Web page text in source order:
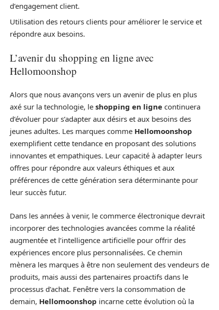
d’engagement client.
Utilisation des retours clients pour améliorer le service et
répondre aux besoins.
L’avenir du shopping en ligne avec
Hellomoonshop
Alors que nous avançons vers un avenir de plus en plus
axé sur la technologie, le shopping en ligne continuera
d’évoluer pour s’adapter aux désirs et aux besoins des
jeunes adultes. Les marques comme Hellomoonshop
exemplifient cette tendance en proposant des solutions
innovantes et empathiques. Leur capacité à adapter leurs
offres pour répondre aux valeurs éthiques et aux
préférences de cette génération sera déterminante pour
leur succès futur.
Dans les années à venir, le commerce électronique devrait
incorporer des technologies avancées comme la réalité
augmentée et l’intelligence artificielle pour offrir des
expériences encore plus personnalisées. Ce chemin
mènera les marques à être non seulement des vendeurs de
produits, mais aussi des partenaires proactifs dans le
processus d’achat. Fenêtre vers la consommation de
demain, Hellomoonshop incarne cette évolution où la